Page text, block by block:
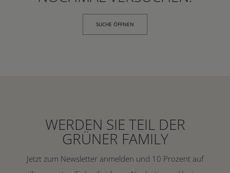
SUCHE ÖFFNEN
WERDEN SIE TEIL DER
GRÜNER FAMILY
Jetzt zum Newsletter anmelden und 10 Prozent auf